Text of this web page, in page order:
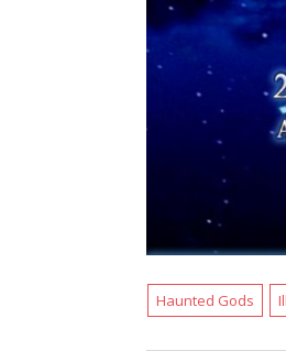
Haunted Gods